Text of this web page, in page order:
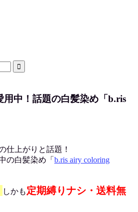
用中！話題の白髪染め「b.ris
仕上がりと話題！
の白髪染め「 b.ris airy coloring
しかも定期縛りナシ・送料無